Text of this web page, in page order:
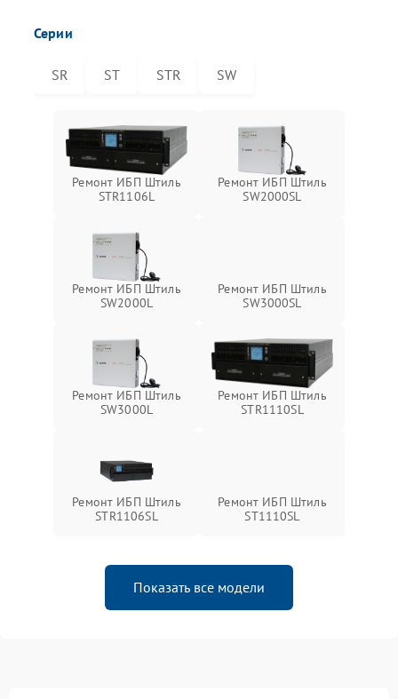
Серии
SR ST STR SW
Ремонт ИБП Штиль
STR1106L
Ремонт ИБП Штиль
SW2000SL
Ремонт ИБП Штиль
SW2000L
Ремонт ИБП Штиль
SW3000SL
Ремонт ИБП Штиль
SW3000L
Ремонт ИБП Штиль
STR1110SL
Ремонт ИБП Штиль
STR1106SL
Ремонт ИБП Штиль
ST1110SL
Показать все модели